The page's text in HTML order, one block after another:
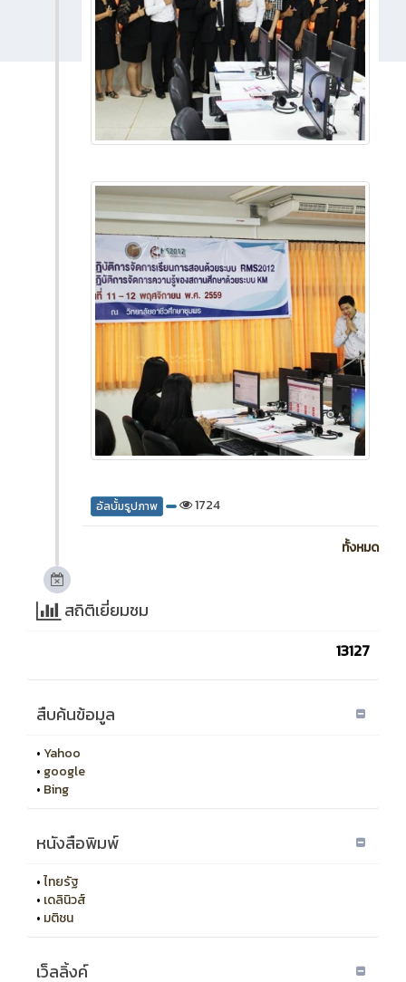
อัลบั้มรูปภาพ 1724
ทั้งหมด
สถิติเยี่ยมชม
13127
สืบค้นข้อมูล
• Yahoo
• google
• Bing
หนังสือพิมพ์
•ไทยรัฐ
• เดลินิวส์
• มติชน
เว็ลลิ้งค์